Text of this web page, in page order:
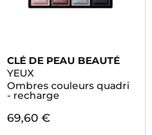
CLÉ DE PEAU BEAUTÉ
YEUX
Ombres couleurs quadri
- recharge
69,60 €